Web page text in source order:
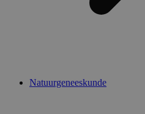
Natuurgeneeskunde